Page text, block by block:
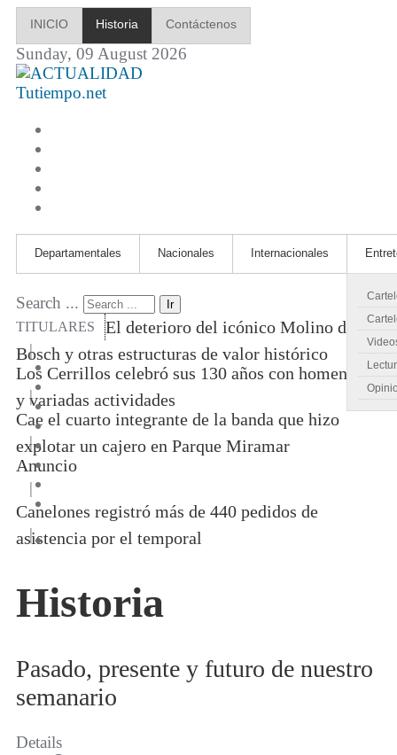
INICIO Historia Contáctenos
Sunday, 09 August 2026
Tutiempo.net
Departamentales Nacionales Internacionales
Search ... Ir
TITULARES
El deterioro del icónico Molino de
Bosch y otras estructuras de valor histórico
|
Los Cerrillos celebró sus 130 años con homenajes
y variadas actividades
|
Cae el cuarto integrante de la banda que hizo
explotar un cajero en Parque Miramar
|
Anuncio
|
Canelones registró más de 440 pedidos de
asistencia por el temporal
|
Historia
Pasado, presente y futuro de nuestro
semanario
Details